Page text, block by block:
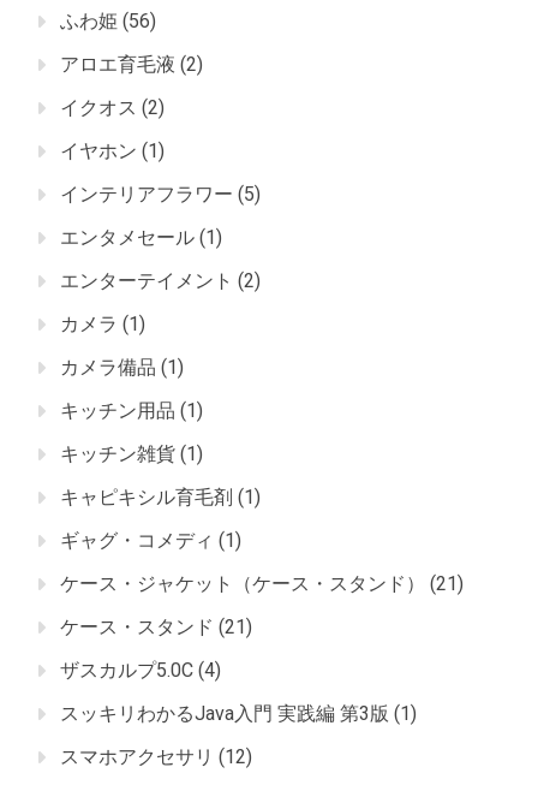
ふわ姫 (56)
アロエ育毛液 (2)
イクオス (2)
イヤホン (1)
インテリアフラワー (5)
エンタメセール (1)
エンターテイメント (2)
カメラ (1)
カメラ備品 (1)
キッチン用品 (1)
キッチン雑貨 (1)
キャピキシル育毛剤 (1)
ギャグ・コメディ (1)
ケース・ジャケット（ケース・スタンド）
(21)
ケース・スタンド (21)
ザスカルプ5.0C (4)
スッキリわかるJava入門 実践編 第3版 (1)
スマホアクセサリ (12)